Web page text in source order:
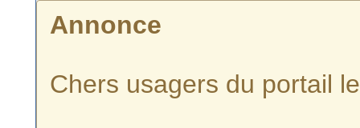
Annonce
Chers usagers du portail